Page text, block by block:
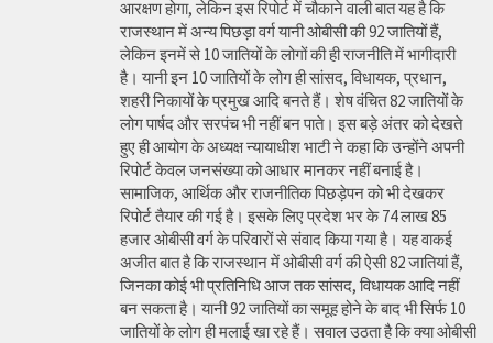
आरक्षण होगा, लेकिन इस रिपोर्ट में चौकाने वाली बात यह है कि
राजस्थान में अन्य पिछड़ा वर्ग यानी ओबीसी की 92 जातियों हैं,
लेकिन इनमें से 10 जातियों के लोगों की ही राजनीति में भागीदारी
है। यानी इन 10 जातियों के लोग ही सांसद, विधायक, प्रधान,
शहरी निकायों के प्रमुख आदि बनते हैं। शेष वंचित 82 जातियों के
लोग पार्षद और सरपंच भी नहीं बन पाते। इस बड़े अंतर को देखते
हुए ही आयोग के अध्यक्ष न्यायाधीश भाटी ने कहा कि उन्होंने अपनी
रिपोर्ट केवल जनसंख्या को आधार मानकर नहीं बनाई है।
सामाजिक, आर्थिक और राजनीतिक पिछड़ेपन को भी देखकर
रिपोर्ट तैयार की गई है। इसके लिए प्रदेश भर के 74 लाख 85
हजार ओबीसी वर्ग के परिवारों से संवाद किया गया है। यह वाकई
अजीत बात है कि राजस्थान में ओबीसी वर्ग की ऐसी 82 जातियां हैं,
जिनका कोई भी प्रतिनिधि आज तक सांसद, विधायक आदि नहीं
बन सकता है। यानी 92 जातियों का समूह होने के बाद भी सिर्फ 10
जातियों के लोग ही मलाई खा रहे हैं। सवाल उठता है कि क्या ओबीसी